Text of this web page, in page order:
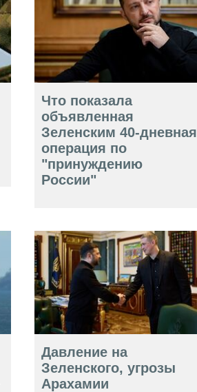
Что показала
объявленная
Зеленским 40-дневная
операция по
"принуждению
России"
Давление на
Зеленского, угрозы
Арахамии